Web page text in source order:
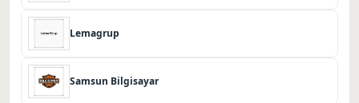
Lemagrup
Samsun Bilgisayar